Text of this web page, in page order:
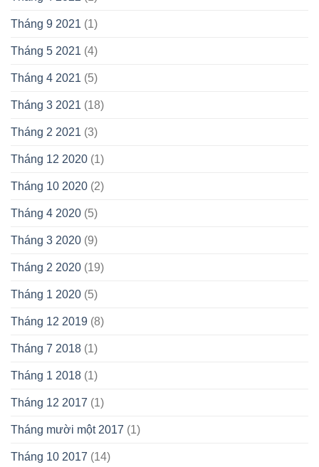
Tháng 9 2021 (1)
Tháng 5 2021 (4)
Tháng 4 2021 (5)
Tháng 3 2021 (18)
Tháng 2 2021 (3)
Tháng 12 2020 (1)
Tháng 10 2020 (2)
Tháng 4 2020 (5)
Tháng 3 2020 (9)
Tháng 2 2020 (19)
Tháng 1 2020 (5)
Tháng 12 2019 (8)
Tháng 7 2018 (1)
Tháng 1 2018 (1)
Tháng 12 2017 (1)
Tháng mười một 2017 (1)
Tháng 10 2017 (14)